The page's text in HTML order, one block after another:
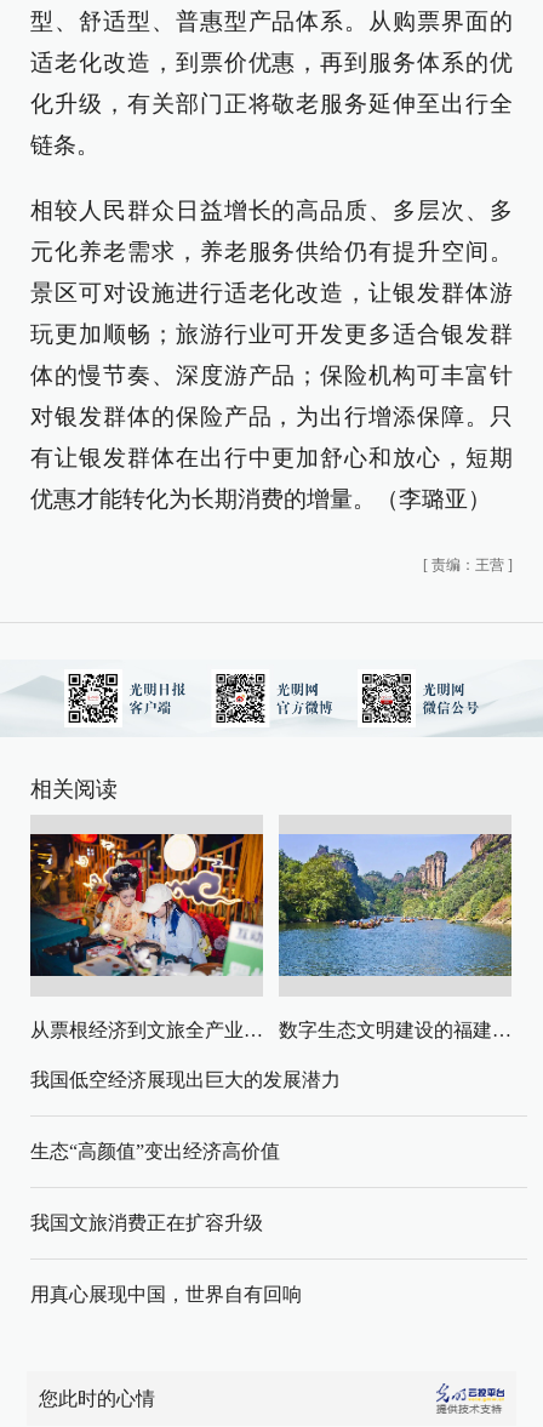
型、舒适型、普惠型产品体系。从购票界面的
适老化改造，到票价优惠，再到服务体系的优
化升级，有关部门正将敬老服务延伸至出行全
链条。
相较人民群众日益增长的高品质、多层次、多
元化养老需求，养老服务供给仍有提升空间。
景区可对设施进行适老化改造，让银发群体游
玩更加顺畅；旅游行业可开发更多适合银发群
体的慢节奏、深度游产品；保险机构可丰富针
对银发群体的保险产品，为出行增添保障。只
有让银发群体在出行中更加舒心和放心，短期
优惠才能转化为长期消费的增量。（李璐亚）
[ 责编：王营 ]
相关阅读
从票根经济到文旅全产业链升级 数字生态文明建设的福建路径与启示
我国低空经济展现出巨大的发展潜力
生态“高颜值”变出经济高价值
我国文旅消费正在扩容升级
用真心展现中国，世界自有回响
您此时的心情